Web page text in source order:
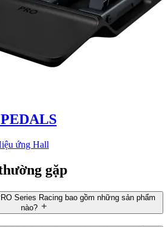
ứng Hall
gặp
Series Racing bao gồm những sản phẩm
nào?